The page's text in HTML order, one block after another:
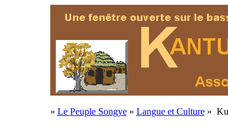
» Le Peuple Songye» Langue et Culture»